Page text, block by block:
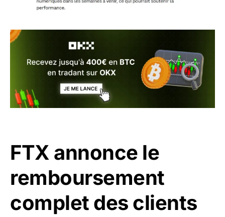
FTX annonce le
remboursement
complet des clients